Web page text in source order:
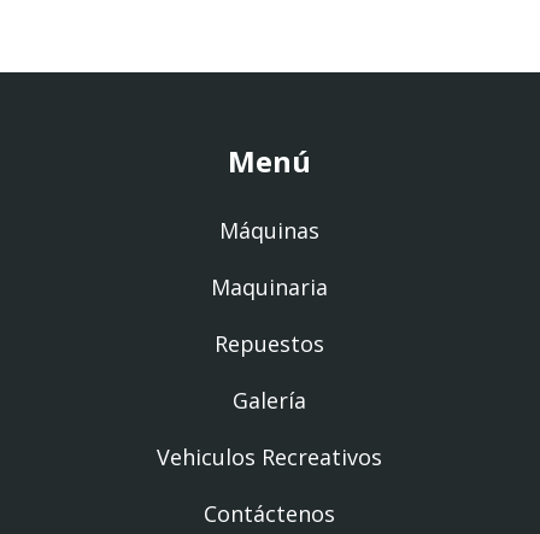
Menú
Máquinas
Maquinaria
Repuestos
Galería
Vehiculos Recreativos
Contáctenos